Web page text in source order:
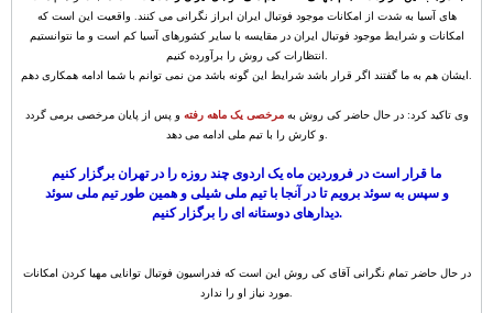
های آسیا به شدت از امکانات موجود فوتبال ایران ابراز نگرانی می کنند. واقعیت این است که
امکانات و شرایط موجود فوتبال ایران در مقایسه با سایر کشورهای آسیا کم است و ما نتوانستیم
وی تاکید کرد: در حال حاضر کی روش بهمرخصی یک ماهه رفته و پس از پایان مرخصی برمی گردد
ما قرار است در فروردین ماه یک اردوی چند روزه را در تهران برگزار کنیم
و سپس به سوئد برویم تا در آنجا با تیم ملی شیلی و همین طور تیم ملی سوئد
دیدارهای دوستانه ای را برگزار کنیم.
در حال حاضر تمام نگرانی آقای کی روش این است که فدراسیون فوتبال توانایی مهیا کردن امکانات